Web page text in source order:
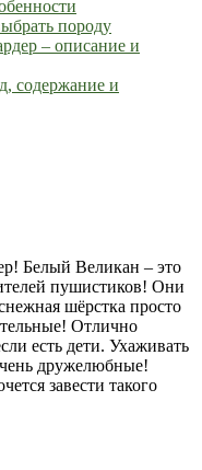
породу
– описание и
содержание и
Белый Великан – это
пушистиков! Они
шёрстка просто
Отлично
есть дети. Ухаживать
дружелюбные!
завести такого